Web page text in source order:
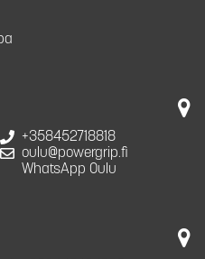
+358452718818
oulu@powergrip.fi
WhatsApp Oulu